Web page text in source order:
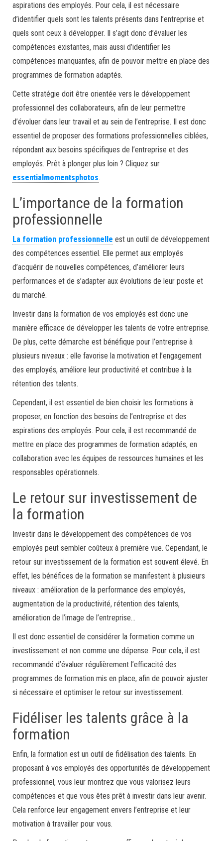
aspirations des employés. Pour cela, il est nécessaire
d’identifier quels sont les talents présents dans l’entreprise et
quels sont ceux à développer. Il s’agit donc d’évaluer les
compétences existantes, mais aussi d’identifier les
compétences manquantes, afin de pouvoir mettre en place des
programmes de formation adaptés.
Cette stratégie doit être orientée vers le développement
professionnel des collaborateurs, afin de leur permettre
d’évoluer dans leur travail et au sein de l’entreprise. Il est donc
essentiel de proposer des formations professionnelles ciblées,
répondant aux besoins spécifiques de l’entreprise et des
employés. Prêt à plonger plus loin ? Cliquez sur
essentialmomentsphotos.
L’importance de la formation
professionnelle
La formation professionnelle est un outil de développement
des compétences essentiel. Elle permet aux employés
d’acquérir de nouvelles compétences, d’améliorer leurs
performances et de s’adapter aux évolutions de leur poste et
du marché.
Investir dans la formation de vos employés est donc une
manière efficace de développer les talents de votre entreprise.
De plus, cette démarche est bénéfique pour l’entreprise à
plusieurs niveaux : elle favorise la motivation et l’engagement
des employés, améliore leur productivité et contribue à la
rétention des talents.
Cependant, il est essentiel de bien choisir les formations à
proposer, en fonction des besoins de l’entreprise et des
aspirations des employés. Pour cela, il est recommandé de
mettre en place des programmes de formation adaptés, en
collaboration avec les équipes de ressources humaines et les
responsables opérationnels.
Le retour sur investissement de
la formation
Investir dans le développement des compétences de vos
employés peut sembler coûteux à première vue. Cependant, le
retour sur investissement de la formation est souvent élevé. En
effet, les bénéfices de la formation se manifestent à plusieurs
niveaux : amélioration de la performance des employés,
augmentation de la productivité, rétention des talents,
amélioration de l’image de l’entreprise…
Il est donc essentiel de considérer la formation comme un
investissement et non comme une dépense. Pour cela, il est
recommandé d’évaluer régulièrement l’efficacité des
programmes de formation mis en place, afin de pouvoir ajuster
si nécessaire et optimiser le retour sur investissement.
Fidéliser les talents grâce à la
formation
Enfin, la formation est un outil de fidélisation des talents. En
proposant à vos employés des opportunités de développement
professionnel, vous leur montrez que vous valorisez leurs
compétences et que vous êtes prêt à investir dans leur avenir.
Cela renforce leur engagement envers l’entreprise et leur
motivation à travailler pour vous.